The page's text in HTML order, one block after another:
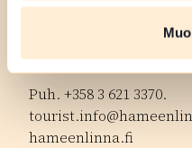
forssanseutu.fi
Hämeenlinnan
Puh. +358 3 621 3370.
hameenlinna.fi